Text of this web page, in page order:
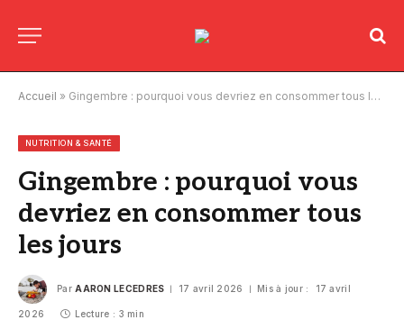
Accueil » Gingembre : pourquoi vous devriez en consommer tous les jours
NUTRITION & SANTÉ
Gingembre : pourquoi vous
devriez en consommer tous
les jours
Par AARON LECEDRES 17 avril 2026 Mis à jour : 17 avril
2026 Lecture : 3 min